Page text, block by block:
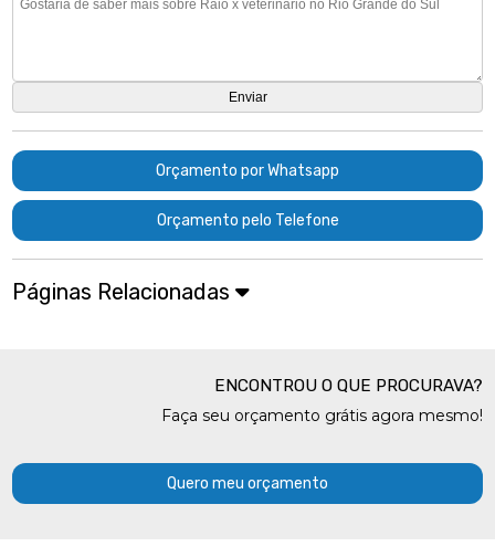
Orçamento por Whatsapp
Orçamento pelo Telefone
Páginas Relacionadas
ENCONTROU O QUE PROCURAVA?
Faça seu orçamento grátis agora mesmo!
Quero meu orçamento